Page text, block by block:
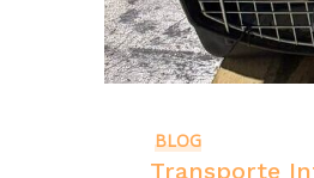
BLOG
Transporte